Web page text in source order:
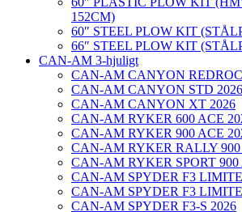
152CM)
60″ STEEL PLOW KIT
66″ STEEL PLOW KIT
CAN-AM 3-hjuligt
CAN-AM CANYON
CAN-AM CANYON STD 2026
CAN-AM CANYON XT 2026
CAN-AM RYKER 600 ACE
CAN-AM RYKER 900 ACE
CAN-AM RYKER RALLY 900
CAN-AM RYKER SPORT 900
CAN-AM SPYDER F3
CAN-AM SPYDER F3
CAN-AM SPYDER F3-S 2026